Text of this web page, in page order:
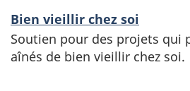
Bien vieillir chez soi
Soutien pour des projets qui
aînés de bien vieillir chez soi.